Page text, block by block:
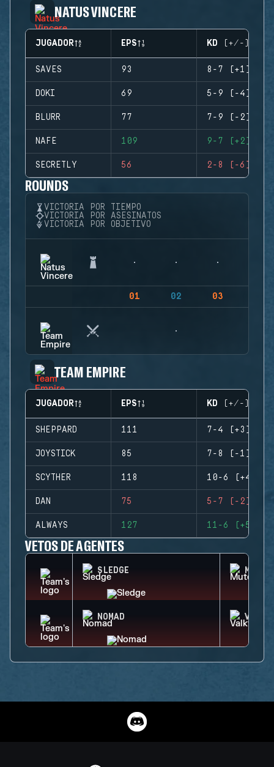
NATUS VINCERE
JUGADOR EPS KD (+/-)
SAVES 93 8-7 (+1)
DOKI 69 5-9 (-4)
BLURR 77 7-9 (-2)
NAFE 109 9-7 (+2)
SECRETLY 56 2-8 (-6)
ROUNDS
VICTORIA POR TIEMPO
VICTORIA POR ASESINATOS
VICTORIA POR OBJETIVO
01 02 03
TEAM EMPIRE
JUGADOR EPS KD (+/-)
SHEPPARD 111 7-4 (+3)
JOYSTICK 85 7-8 (-1)
SCYTHER 118 10-6 (+4)
DAN 75 5-7 (-2)
ALWAYS 127 11-6 (+5)
VETOS DE AGENTES
SLEDGE MUTE
NOMAD